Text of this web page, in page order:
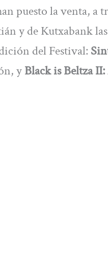
puesto la venta,
y de Kutxabank
del Festival:
yBlack is Beltza